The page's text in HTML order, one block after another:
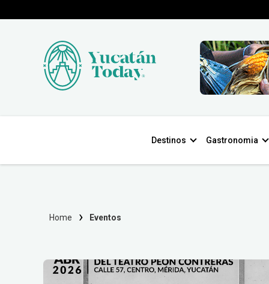
Destinos Gastronomia
Home Eventos